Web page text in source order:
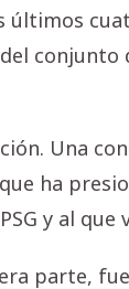
últimos
conjunto
Una
ha
y al que
parte,